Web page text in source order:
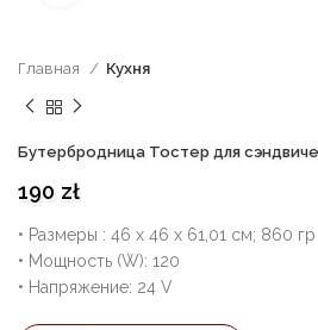
Главная Кухня
Бутербродница Тостер для
190 zł
• Размеры : ‎46 х 46 х 61,01 см; 860 гр
• Мощность (W): 120
• Напряжение: ‎24 V